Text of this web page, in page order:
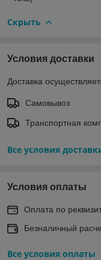
Скрыть
Условия доставки
Доставка
Самовывоз
Транспортная
Все условия
Условия оплаты
Оплата по
Безналичный
Все условия оплаты